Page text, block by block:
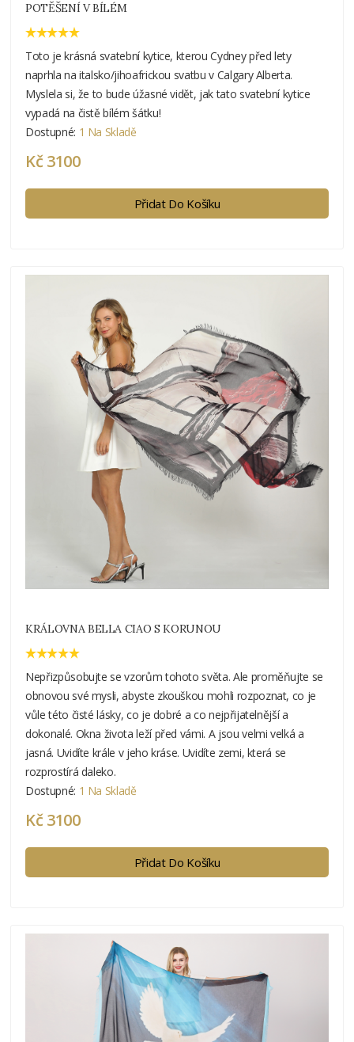
POTĚŠENÍ V BÍLÉM
Toto je krásná svatební kytice, kterou Cydney před lety
naprhla na italsko/jihoafrickou svatbu v Calgary Alberta.
Myslela si, že to bude úžasné vidět, jak tato svatební kytice
vypadá na čistě bílém šátku!
Dostupné: 1 Na Skladě
Kč 3100
Přidat Do Košíku
KRÁLOVNA BELLA CIAO S KORUNOU
Nepřizpůsobujte se vzorům tohoto světa. Ale proměňujte se
obnovou své mysli, abyste zkouškou mohli rozpoznat, co je
vůle této čisté lásky, co je dobré a co nejpřijatelnější a
dokonalé. Okna života leží před vámi. A jsou velmi velká a
jasná. Uvidíte krále v jeho kráse. Uvidíte zemi, která se
rozprostírá daleko.
Dostupné: 1 Na Skladě
Kč 3100
Přidat Do Košíku